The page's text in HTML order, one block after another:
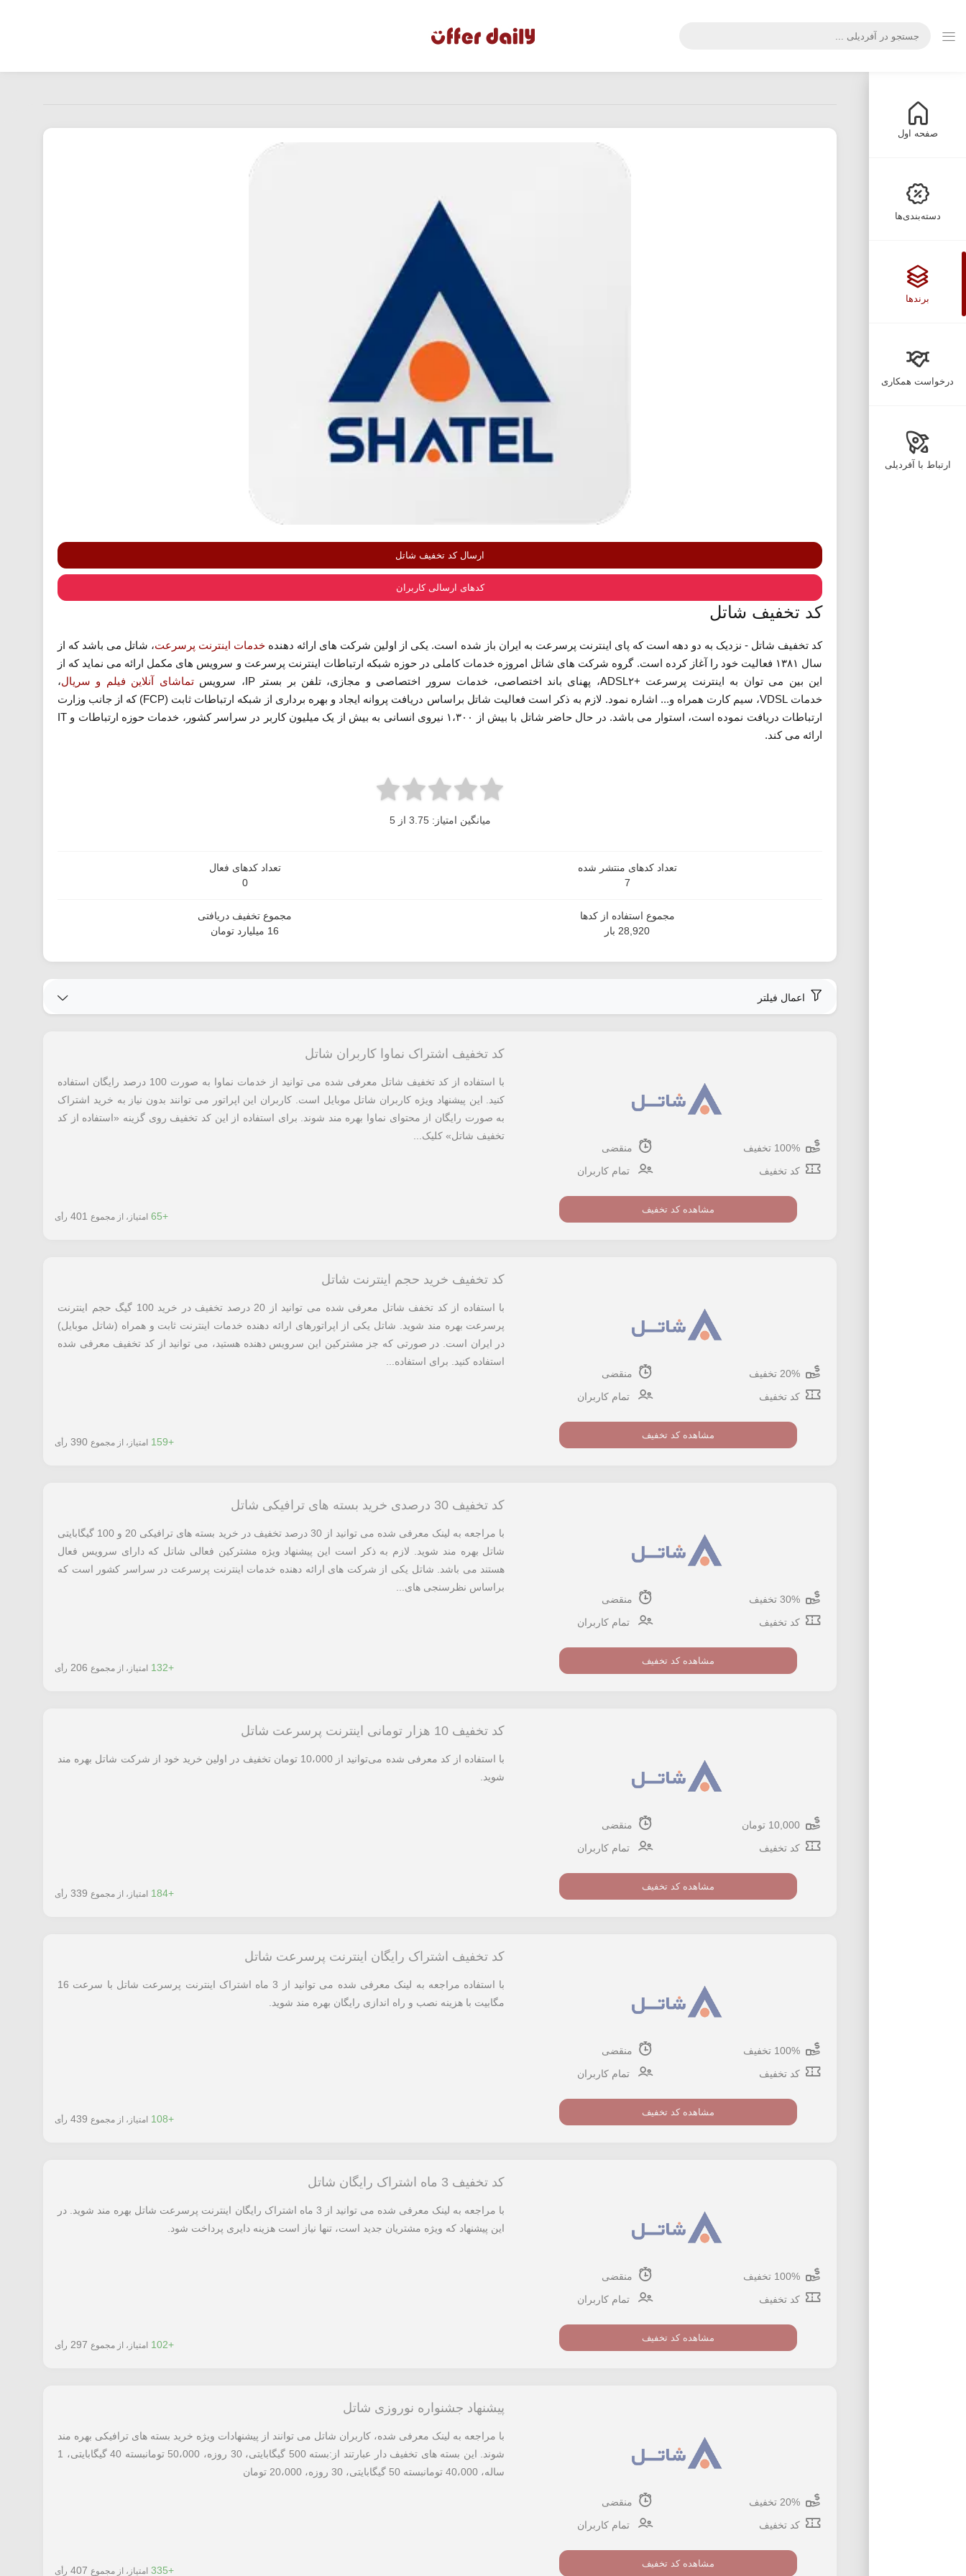
صفحه اول
دسته‌بندی‌ها
برندها
درخواست همکاری
ارتباط با آفردیلی
ارسال کد تخفیف شاتل
کدهای ارسالی کاربران
کد تخفیف شاتل
کد تخفیف شاتل - نزدیک به دو دهه است که پای اینترنت پرسرعت به ایران باز شده است. یکی از اولین شرکت های ارائه دهنده خدمات اینترنت پرسرعت، شاتل می باشد که از
سال ۱۳۸۱ فعالیت خود را آغاز کرده است. گروه شرکت های شاتل امروزه خدمات کاملی در حوزه شبکه ارتباطات اینترنت پرسرعت و سرویس های مکمل ارائه می نماید که از
این بین می توان به اینترنت پرسرعت ADSL۲+، پهنای باند اختصاصی، خدمات سرور اختصاصی و مجازی، تلفن بر بسترIP، سرویستماشای آنلاین فیلم و سریال،
خدماتVDSL، سیم کارت همراه و... اشاره نمود. لازم به ذکر است فعالیت شاتل براساس دریافت پروانه ایجاد و بهره برداری از شبکه ارتباطات ثابت (FCP) که از جانب وزارت
ارتباطات دریافت نموده است، استوار می باشد. در حال حاضر شاتل با بیش از ۱،۳۰۰ نیروی انسانی به بیش از یک میلیون کاربر در سراسر کشور، خدمات حوزه ارتباطات و
IT
ارائه می کند.
میانگین امتیاز: 3.75 از 5
تعداد کدهای منتشر شده
7
تعداد کدهای فعال
0
مجموع استفاده از کدها
28,920 بار
مجموع تخفیف دریافتی
16 میلیارد تومان
اعمال فیلتر
منقضی
کد تخفیف
تمام کاربران
مشاهده کد تخفیف
کد تخفیف اشتراک نماوا کاربران شاتل
با استفاده از کد تخفیف شاتل معرفی شده می توانید از خدمات نماوا به صورت 100 درصد رایگان استفاده
کنید. این پیشنهاد ویژه کاربران شاتل موبایل است. کاربران این اپراتور می توانند بدون نیاز به خرید اشتراک
به صورت رایگان از محتوای نماوا بهره مند شوند. برای استفاده از این کد تخفیف روی گزینه «استفاده از کد
تخفیف شاتل» کلیک...
+65 امتیاز، از مجموع 401 رأی
منقضی
کد تخفیف
تمام کاربران
مشاهده کد تخفیف
کد تخفیف خرید حجم اینترنت شاتل
با استفاده از کد تخفف شاتل معرفی شده می توانید از 20 درصد تخفیف در خرید 100 گیگ حجم اینترنت
پرسرعت بهره مند شوید. شاتل یکی از اپراتورهای ارائه دهنده خدمات اینترنت ثابت و همراه (شاتل موبایل)
در ایران است. در صورتی که جز مشترکین این سرویس دهنده هستید، می توانید از کد تخفیف معرفی شده
استفاده کنید. برای استفاده...
+159 امتیاز، از مجموع 390 رأی
منقضی
کد تخفیف
تمام کاربران
مشاهده کد تخفیف
کد تخفیف 30 درصدی خرید بسته های ترافیکی شاتل
با مراجعه به لینک معرفی شده می توانید از 30 درصد تخفیف در خرید بسته های ترافیکی 20 و 100 گیگابایتی
شاتل بهره مند شوید. لازم به ذکر است این پیشنهاد ویژه مشترکین فعالی شاتل که دارای سرویس فعال
هستند می باشد. شاتل یکی از شرکت های ارائه دهنده خدمات اینترنت پرسرعت در سراسر کشور است که
براساس نظرسنجی های...
+132 امتیاز، از مجموع 206 رأی
منقضی
کد تخفیف
تمام کاربران
مشاهده کد تخفیف
کد تخفیف 10 هزار تومانی اینترنت پرسرعت شاتل
با استفاده از کد معرفی شده می‌توانید از 10،000 تومان تخفیف در اولین خرید خود از شرکت شاتل بهره مند
شوید.
+184 امتیاز، از مجموع 339 رأی
منقضی
کد تخفیف
تمام کاربران
مشاهده کد تخفیف
کد تخفیف اشتراک رایگان اینترنت پرسرعت شاتل
با استفاده مراجعه به لینک معرفی شده می توانید از 3 ماه اشتراک اینترنت پرسرعت شاتل با سرعت 16
مگابیت با هزینه نصب و راه اندازی رایگان بهره مند شوید.
+108 امتیاز، از مجموع 439 رأی
منقضی
کد تخفیف
تمام کاربران
مشاهده کد تخفیف
کد تخفیف 3 ماه اشتراک رایگان شاتل
با مراجعه به لینک معرفی شده می توانید از 3 ماه اشتراک رایگان اینترنت پرسرعت شاتل بهره مند شوید. در
این پیشنهاد که ویژه مشتریان جدید است، تنها نیاز است هزینه دایری پرداخت شود.
+102 امتیاز، از مجموع 297 رأی
منقضی
کد تخفیف
تمام کاربران
مشاهده کد تخفیف
پیشنهاد جشنواره نوروزی شاتل
با مراجعه به لینک معرفی شده، کاربران شاتل می توانند از پیشنهادات ویژه خرید بسته های ترافیکی بهره مند
شوند. این بسته های تخفیف دار عبارتند از:بسته 500 گیگابایتی، 30 روزه، 50،000 تومانبسته 40 گیگابایتی، 1
ساله، 40،000 تومانبسته 50 گیگابایتی، 30 روزه، 20،000 تومان
+335 امتیاز، از مجموع 407 رأی